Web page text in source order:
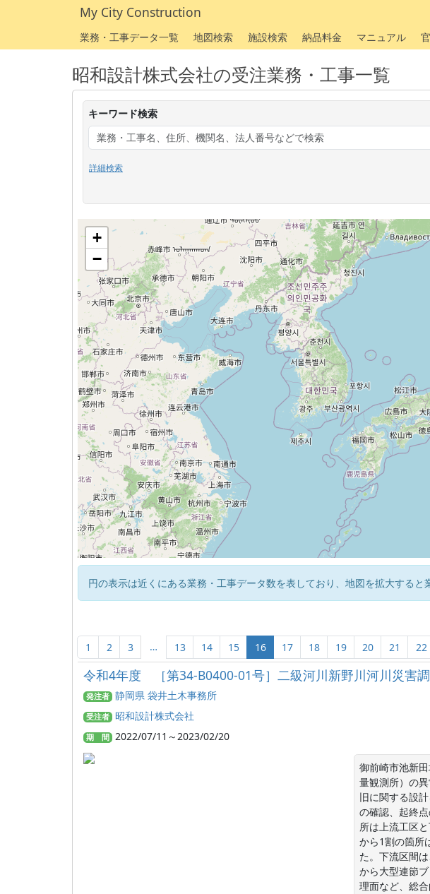
My City Construction
業務・工事データ一覧
地図検索 施設検索 納品料金 マニュアル
昭和設計株式会社の受注業務・工事一覧
キーワード検索
詳細検索
+
−
円の表示は近くにある業務・工事データ数を表しており、地図を拡大すると
1 2 3 … 13 14 15 16 17 18 19 20 21 22
令和4年度 ［第34-B0400-01号］二級河川新野川河川災害
発注者 静岡県 袋井土木事務所
受注者 昭和設計株式会社
期 間 2022/07/11～2023/02/20
御前崎市池新
量観測所）の
旧に関する設
の確認、起終
所は上流工区
から1割の箇所
た。下流区間
から大型連節
理面など、総合